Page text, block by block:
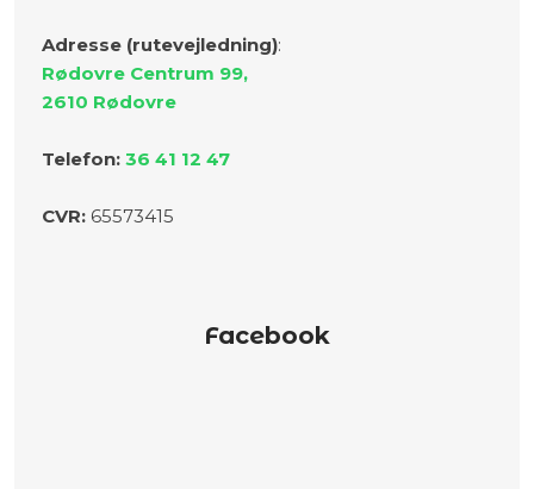
Adresse (rutevejledning):
Rødovre Centrum 99,
​2610 Rødovre
Telefon: 36 41 12 47
CVR:​65573415
Facebook